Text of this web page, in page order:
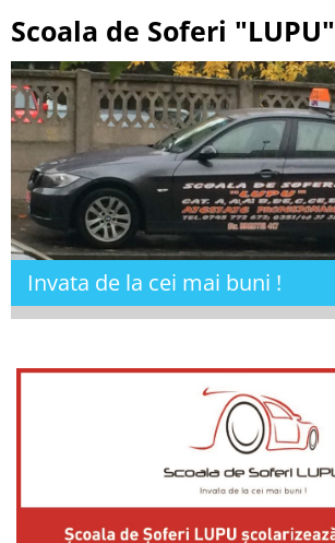
Scoala de Soferi "LUPU"
Invata de la cei mai buni !